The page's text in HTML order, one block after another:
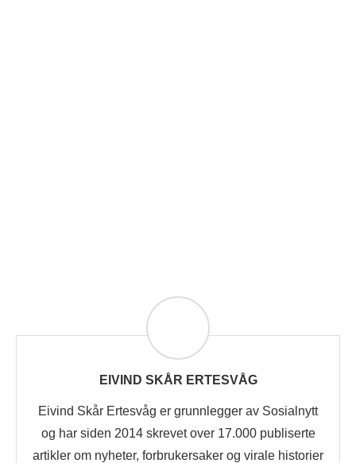
EIVIND SKÅR ERTESVÅG
Eivind Skår Ertesvåg er grunnlegger av Sosialnytt
og har siden 2014 skrevet over 17.000 publiserte
artikler om nyheter, forbrukersaker og virale historier